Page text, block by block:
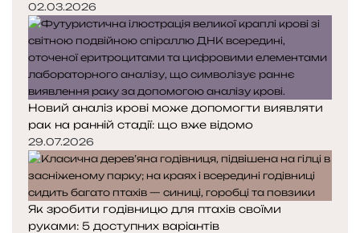
02.03.2026
Новий аналіз крові може допомогти виявляти
рак на ранній стадії: що вже відомо
29.07.2026
Як зробити годівницю для птахів своїми
руками: 5 доступних варіантів